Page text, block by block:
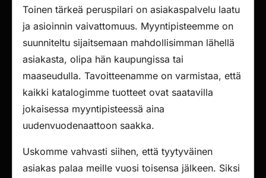
Toinen tärkeä peruspilari on asiakaspalvelu laatu
ja asioinnin vaivattomuus. Myyntipisteemme on
suunniteltu sijaitsemaan mahdollisimman lähellä
asiakasta, olipa hän kaupungissa tai
maaseudulla. Tavoitteenamme on varmistaa, että
kaikki katalogimme tuotteet ovat saatavilla
jokaisessa myyntipisteessä aina
uudenvuodenaattoon saakka.
Uskomme vahvasti siihen, että tyytyväinen
asiakas palaa meille vuosi toisensa jälkeen. Siksi